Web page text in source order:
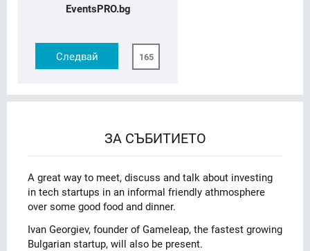
EventsPRO.bg
Следвай 165
ЗА СЪБИТИЕТО
A great way to meet, discuss and talk about investing
in tech startups in an informal friendly athmosphere
over some good food and dinner.
Ivan Georgiev, founder of Gameleap, the fastest growing
Bulgarian startup, will also be present.